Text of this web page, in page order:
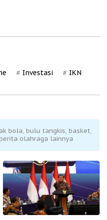
Investasi IKN
bola, bulu tangkis, basket,
olahraga lainnya